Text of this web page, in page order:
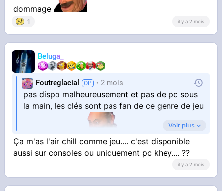
dommage
1 il y a 2 mois
Beluga_
Foutreglacial 2 mois
pas dispo malheureusement et pas de pc sous
la main, les clés sont pas fan de ce genre de jeu
Voir plus
Ça m'as l'air chill comme jeu.... c'est disponible
aussi sur consoles ou uniquement pc khey.... ??
il y a 2 mois